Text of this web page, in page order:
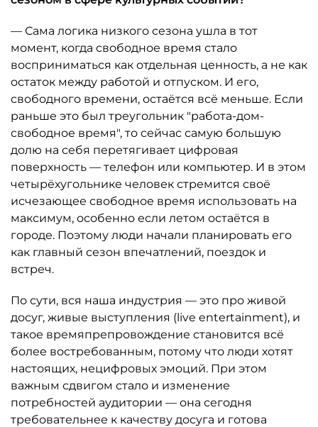
— Сама логика низкого сезона ушла в тот
момент, когда свободное время стало
восприниматься как отдельная ценность, а не как
остаток между работой и отпуском. И его,
свободного времени, остаётся всё меньше. Если
раньше это был треугольник "работа-дом-
свободное время", то сейчас самую большую
долю на себя перетягивает цифровая
поверхность — телефон или компьютер. И в этом
четырёхугольнике человек стремится своё
исчезающее свободное время использовать на
максимум, особенно если летом остаётся в
городе. Поэтому люди начали планировать его
как главный сезон впечатлений, поездок и
встреч.
По сути, вся наша индустрия — это про живой
досуг, живые выступления (live entertainment), и
такое времяпрепровождение становится всё
более востребованным, потому что люди хотят
настоящих, нецифровых эмоций. При этом
важным сдвигом стало и изменение
потребностей аудитории — она сегодня
требовательнее к качеству досуга и готова